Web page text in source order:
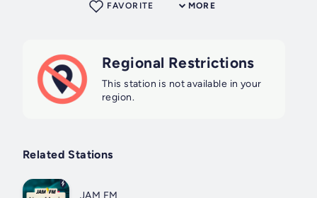
MORE
FAVORITE
Regional Restrictions
This station is not available in your
region.
Related Stations
JAM FM